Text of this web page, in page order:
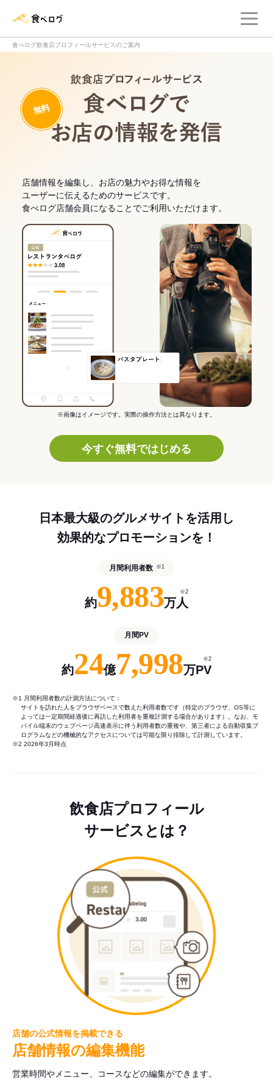
食べログ飲食店プロフィールサービスのご案内
無料
店舗情報を編集し、お店の魅力やお得な情報を
ユーザーに伝えるためのサービスです。
食べログ店舗会員になることでご利用いただけます。
※画像はイメージです。実際の操作方法とは異なります。
今すぐ無料ではじめる
日本最大級のグルメサイトを活用し
効果的なプロモーションを！
月間利用者数 ※1
約9,883万人
※2
月間PV
約24億7,998万PV
※2
※1 月間利用者数の計測方法について：
サイトを訪れた人をブラウザベースで数えた利用者数です（特定のブラウザ、OS等に
よっては一定期間経過後に再訪した利用者を重複計測する場合があります）。なお、モ
バイル端末のウェブページ高速表示に伴う利用者数の重複や、第三者による自動収集プ
ログラムなどの機械的なアクセスについては可能な限り排除して計測しています。
※2 2026年3月時点
飲食店プロフィール
サービスとは？
店舗の公式情報を掲載できる
店舗情報の編集機能
営業時間やメニュー、コースなどの編集ができます。